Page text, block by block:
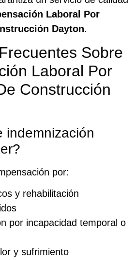
Laboral Por
Dayton.
Sobre
Laboral Por
Construcción
indemnización
por:
y rehabilitación
por incapacidad temporal o
y sufrimiento